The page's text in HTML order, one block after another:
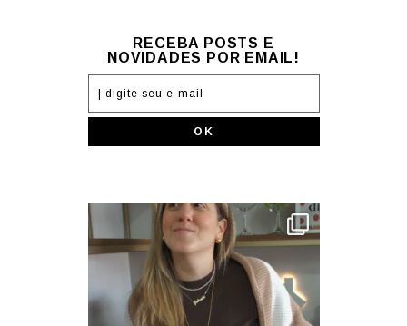
RECEBA POSTS E
NOVIDADES POR EMAIL!